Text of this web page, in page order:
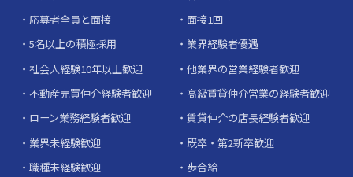
応募者全員と面接
面接1回
5名以上の積極採用
業界経験者優遇
社会人経験10年以上歓迎
他業界の営業経験者歓迎
不動産売買仲介経験者歓迎
高級賃貸仲介営業の経験者歓迎
ローン業務経験者歓迎
賃貸仲介の店長経験者歓迎
業界未経験歓迎
既卒・第2新卒歓迎
職種未経験歓迎
歩合給